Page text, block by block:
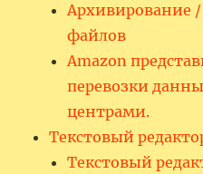
Архивирование
файлов
Amazon
перевозки
центрами.
Текстовый
Текстовый